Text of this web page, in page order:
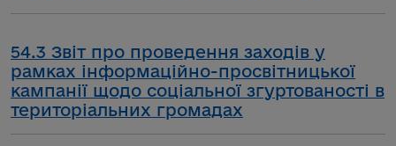
54.3 Звіт про проведення заходів у
рамках інформаційно-просвітницької
кампанії щодо соціальної згуртованості в
територіальних громадах